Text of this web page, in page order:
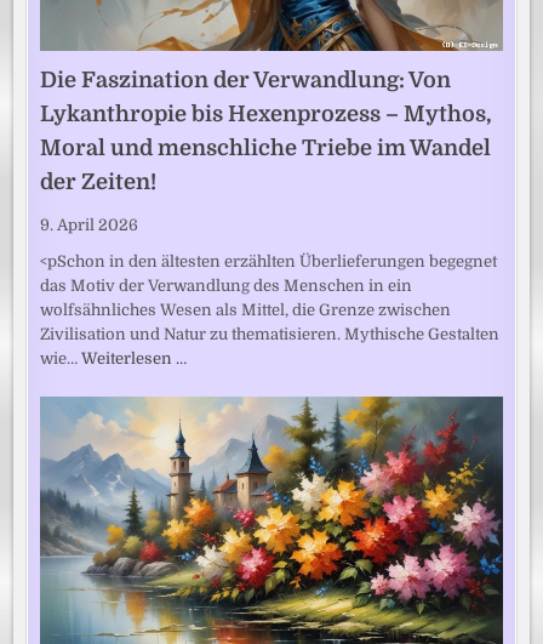
Die Faszination der Verwandlung: Von
Lykanthropie bis Hexenprozess – Mythos,
Moral und menschliche Triebe im Wandel
der Zeiten!
9. April 2026
<pSchon in den ältesten erzählten Überlieferungen begegnet
das Motiv der Verwandlung des Menschen in ein
wolfsähnliches Wesen als Mittel, die Grenze zwischen
Zivilisation und Natur zu thematisieren. Mythische Gestalten
wie…Weiterlesen …